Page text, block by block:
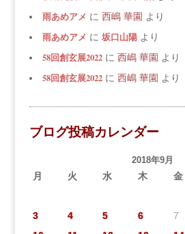
雨あめアメ に 西嶋 華園 より
雨あめアメ に 坂口山陽より
58回創玄展2022に 西嶋 華園 より
58回創玄展2022に 西嶋 華園 より
ブログ投稿カレンダー
2018年9月
月 火 水 木 金
3
4 5 6 7